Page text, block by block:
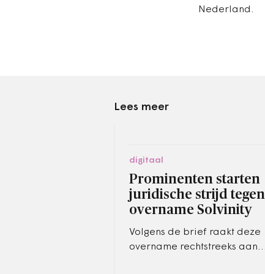
Nederland.
Lees meer
digitaal
Prominenten starten
juridische strijd tegen
overname Solvinity
Volgens de brief raakt deze
overname rechtstreeks aan